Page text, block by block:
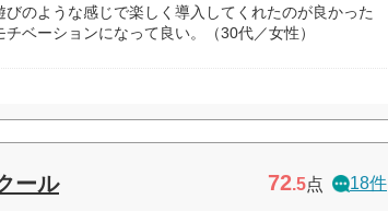
のような感じで楽しく導入してくれたのが良かった
ベーションになって良い。（30代／女性）
ール 72.5点 18件